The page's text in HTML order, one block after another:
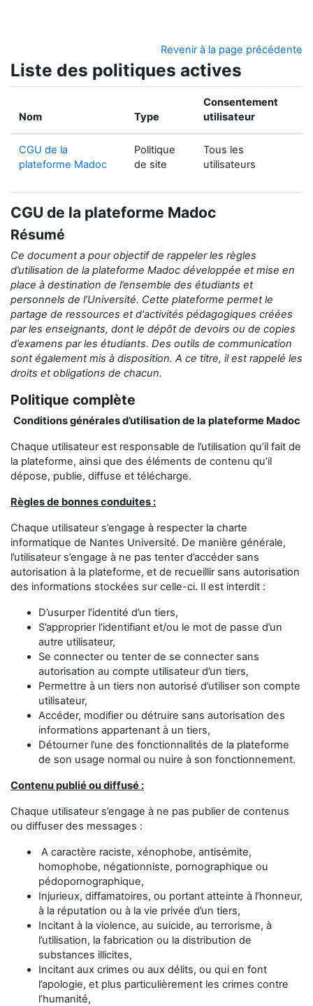
Revenir à la page précédente
Liste des politiques actives
Nom Type
Consentement
utilisateur
CGU de la
plateforme Madoc
Politique
de site
Tous les
utilisateurs
CGU de la plateforme Madoc
Résumé
Ce document a pour objectif de rappeler les règles
d’utilisation de la plateforme Madoc développée et mise en
place à destination de l’ensemble des étudiants et
personnels de l’Université. Cette plateforme permet le
partage de ressources et d'activités pédagogiques créées
par les enseignants, dont le dépôt de devoirs ou de copies
d’examens par les étudiants. Des outils de communication
sont également mis à disposition. A ce titre, il est rappelé les
droits et obligations de chacun.
Politique complète
Conditions générales d’utilisation de la plateforme Madoc
Chaque utilisateur est responsable de l’utilisation qu’il fait de
la plateforme, ainsi que des éléments de contenu qu’il
dépose, publie, diffuse et télécharge.
Règles de bonnes conduites :
Chaque utilisateur s’engage à respecter la charte
informatique de Nantes Université. De manière générale,
l’utilisateur s’engage à ne pas tenter d’accéder sans
autorisation à la plateforme, et de recueillir sans autorisation
des informations stockées sur celle-ci. Il est interdit :
D’usurper l’identité d’un tiers,
S’approprier l’identifiant et/ou le mot de passe d’un
autre utilisateur,
Se connecter ou tenter de se connecter sans
autorisation au compte utilisateur d’un tiers,
Permettre à un tiers non autorisé d’utiliser son compte
utilisateur,
Accéder, modifier ou détruire sans autorisation des
informations appartenant à un tiers,
Détourner l’une des fonctionnalités de la plateforme
de son usage normal ou nuire à son fonctionnement.
Contenu publié ou diffusé :
Chaque utilisateur s’engage à ne pas publier de contenus
ou diffuser des messages :
A caractère raciste, xénophobe, antisémite,
homophobe, négationniste, pornographique ou
pédopornographique,
Injurieux, diffamatoires, ou portant atteinte à l’honneur,
à la réputation ou à la vie privée d’un tiers,
Incitant à la violence, au suicide, au terrorisme, à
l’utilisation, la fabrication ou la distribution de
substances illicites,
Incitant aux crimes ou aux délits, ou qui en font
l’apologie, et plus particulièrement les crimes contre
l’humanité,